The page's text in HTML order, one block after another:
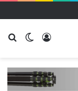
تغییر
ورود